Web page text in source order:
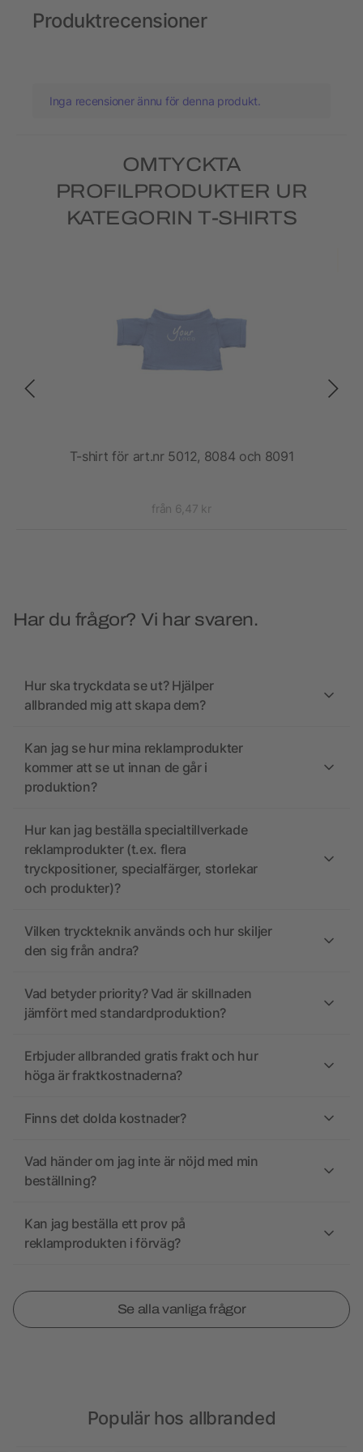
Produktrecensioner
Inga recensioner ännu för denna produkt.
OMTYCKTA
PROFILPRODUKTER UR
KATEGORIN T-SHIRTS
T-shirt för art.nr 5012, 8084 och 8091
från 6,47 kr
Har du frågor? Vi har svaren.
Hur ska tryckdata se ut? Hjälper
allbranded mig att skapa dem?
Kan jag se hur mina reklamprodukter
kommer att se ut innan de går i
produktion?
Hur kan jag beställa specialtillverkade
reklamprodukter (t.ex. flera
tryckpositioner, specialfärger, storlekar
och produkter)?
Vilken tryckteknik används och hur skiljer
den sig från andra?
Vad betyder priority? Vad är skillnaden
jämfört med standardproduktion?
Erbjuder allbranded gratis frakt och hur
höga är fraktkostnaderna?
Finns det dolda kostnader?
Vad händer om jag inte är nöjd med min
beställning?
Kan jag beställa ett prov på
reklamprodukten i förväg?
Se alla vanliga frågor
Populär hos allbranded